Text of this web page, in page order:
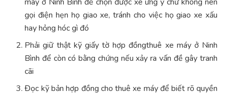
gọi điện hẹn họ giao xe, tránh cho việc họ giao xe xấu
hay hỏng hóc gì đó
Phải giữ thật kỹ giấy tờ hợp đồngthuê xe máy ở Ninh
Bình để còn có bằng chứng nếu xảy ra vấn đề gây tranh
cãi
Đọc kỹ bản hợp đồng cho thuê xe máy để biết rõ quyền